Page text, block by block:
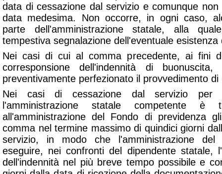
data di cessazione dal servizio e comunque
data medesima. Non occorre, in ogni caso,
parte dell'amministrazione statale, alla
tempestiva segnalazione dell'eventuale
Nei casi di cui al comma precedente, ai fini
corresponsione dell'indennità di
preventivamente perfezionato il provvedimento
Nei casi di cessazione dal servizio per
l'amministrazione statale competente è
all'amministrazione del Fondo di previdenza
comma nel termine massimo di quindici giorni
servizio, in modo che l'amministrazione del
eseguire, nei confronti del dipendente statale,
dell'indennità nel più breve tempo possibile e